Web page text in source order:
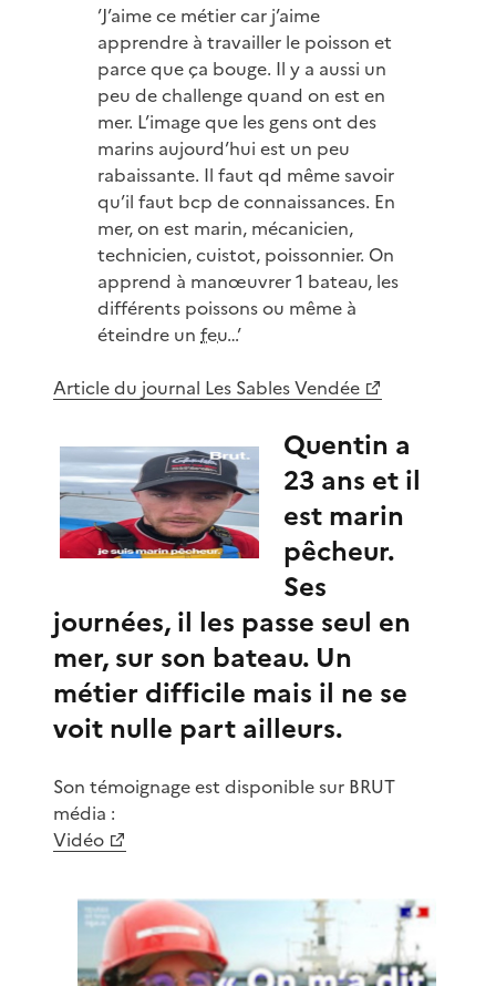
’J’aime ce métier car j’aime
apprendre à travailler le poisson et
parce que ça bouge. Il y a aussi un
peu de challenge quand on est en
mer. L’image que les gens ont des
marins aujourd’hui est un peu
rabaissante. Il faut qd même savoir
qu’il faut bcp de connaissances. En
mer, on est marin, mécanicien,
technicien, cuistot, poissonnier. On
apprend à manœuvrer 1 bateau, les
différents poissons ou même à
éteindre un feu…’
Article du journal Les Sables Vendée
Quentin a
23 ans et il
est marin
pêcheur.
Ses
journées, il les passe seul en
mer, sur son bateau. Un
métier difficile mais il ne se
voit nulle part ailleurs.
Son témoignage est disponible sur BRUT
média :
Vidéo